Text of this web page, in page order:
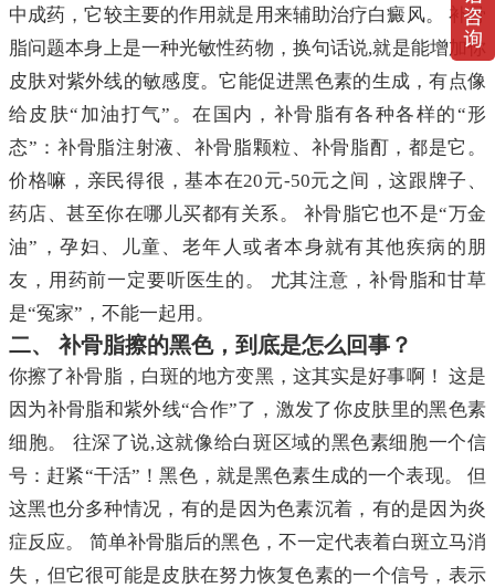
中成药，它较主要的作用就是用来辅助治疗白癜风。 补骨
脂问题本身上是一种光敏性药物，换句话说,就是能增加你
皮肤对紫外线的敏感度。它能促进黑色素的生成，有点像
给皮肤“加油打气”。在国内，补骨脂有各种各样的“形
态”：补骨脂注射液、补骨脂颗粒、补骨脂酊，都是它。
价格嘛，亲民得很，基本在20元-50元之间，这跟牌子、
药店、甚至你在哪儿买都有关系。 补骨脂它也不是“万金
油”，孕妇、儿童、老年人或者本身就有其他疾病的朋
友，用药前一定要听医生的。 尤其注意，补骨脂和甘草
是“冤家”，不能一起用。
二、 补骨脂擦的黑色，到底是怎么回事？
你擦了补骨脂，白斑的地方变黑，这其实是好事啊！ 这是
因为补骨脂和紫外线“合作”了，激发了你皮肤里的黑色素
细胞。 往深了说,这就像给白斑区域的黑色素细胞一个信
号：赶紧“干活”！黑色，就是黑色素生成的一个表现。 但
这黑也分多种情况，有的是因为色素沉着，有的是因为炎
症反应。 简单补骨脂后的黑色，不一定代表着白斑立马消
失，但它很可能是皮肤在努力恢复色素的一个信号，表示